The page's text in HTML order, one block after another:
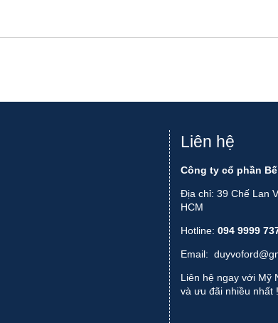
Liên hệ
Công ty cổ phần
Địa chỉ: 39 Chế Lan
HCM
Hotline: 094 9999
Email:
Liên hệ ngay với Mỹ
và ưu đãi nhiều nhất !